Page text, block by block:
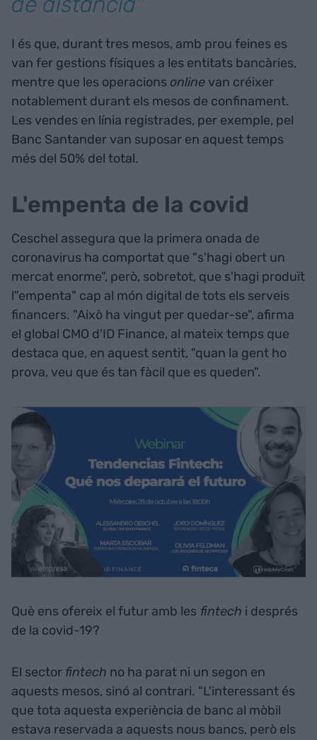
I és que, durant tres mesos, amb prou feines es
van fer gestions físiques a les entitats bancàries,
mentre que les operacionsonline van créixer
notablement durant els mesos de confinament.
Les vendes en línia registrades, per exemple, pel
Banc Santander van suposar en aquest temps
més del 50% del total.
L'empenta de la covid
Ceschel assegura que la primera onada de
coronavirus ha comportat que "s'hagi obert un
mercat enorme", però, sobretot, que s'hagi produït
l"empenta" cap al món digital de tots els serveis
financers. "Això ha vingut per quedar-se", afirma
el global CMO d'ID Finance, al mateix temps que
destaca que, en aquest sentit, "quan la gent ho
prova, veu que és tan fàcil que es queden".
Què ens ofereix el futur amb les fintech i després
de la covid-19?
El sector fintech no ha parat ni un segon en
aquests mesos, sinó al contrari. "L'interessant és
que tota aquesta experiència de banc al mòbil
estava reservada a aquests nous bancs, però els